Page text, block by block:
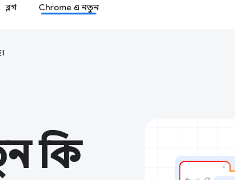
ব্লগ Chrome এ নতুন
কি